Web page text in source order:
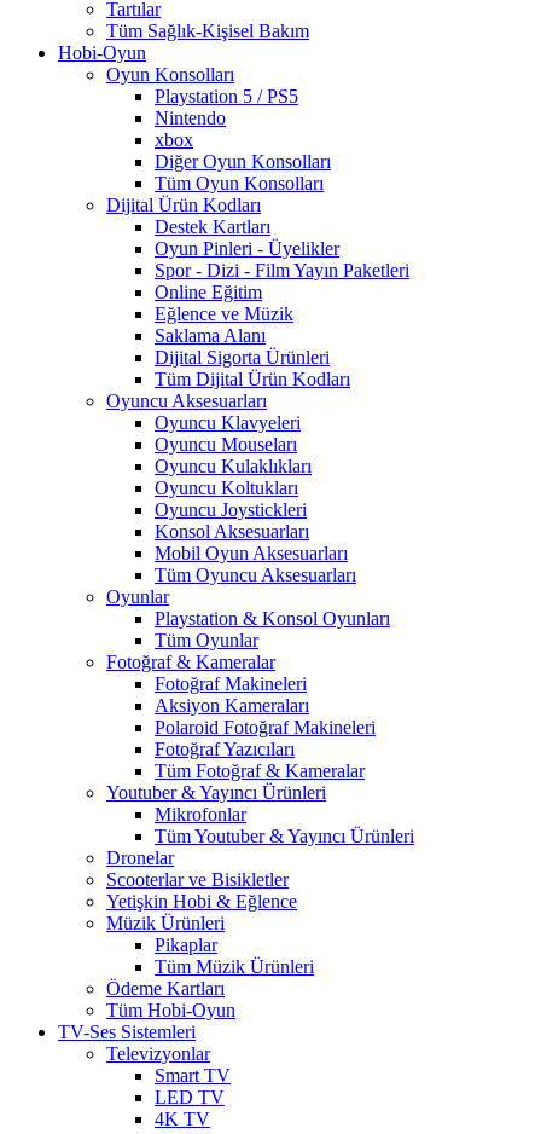
Tartılar
Tüm Sağlık-Kişisel Bakım
Hobi-Oyun
Oyun Konsolları
Playstation 5 / PS5
Nintendo
xbox
Diğer Oyun Konsolları
Tüm Oyun Konsolları
Dijital Ürün Kodları
Destek Kartları
Oyun Pinleri - Üyelikler
Spor - Dizi - Film Yayın Paketleri
Online Eğitim
Eğlence ve Müzik
Saklama Alanı
Dijital Sigorta Ürünleri
Tüm Dijital Ürün Kodları
Oyuncu Aksesuarları
Oyuncu Klavyeleri
Oyuncu Mouseları
Oyuncu Kulaklıkları
Oyuncu Koltukları
Oyuncu Joystickleri
Konsol Aksesuarları
Mobil Oyun Aksesuarları
Tüm Oyuncu Aksesuarları
Oyunlar
Playstation & Konsol Oyunları
Tüm Oyunlar
Fotoğraf & Kameralar
Fotoğraf Makineleri
Aksiyon Kameraları
Polaroid Fotoğraf Makineleri
Fotoğraf Yazıcıları
Tüm Fotoğraf & Kameralar
Youtuber & Yayıncı Ürünleri
Mikrofonlar
Tüm Youtuber & Yayıncı Ürünleri
Dronelar
Scooterlar ve Bisikletler
Yetişkin Hobi & Eğlence
Müzik Ürünleri
Pikaplar
Tüm Müzik Ürünleri
Ödeme Kartları
Tüm Hobi-Oyun
TV-Ses Sistemleri
Televizyonlar
Smart TV
LED TV
4K TV